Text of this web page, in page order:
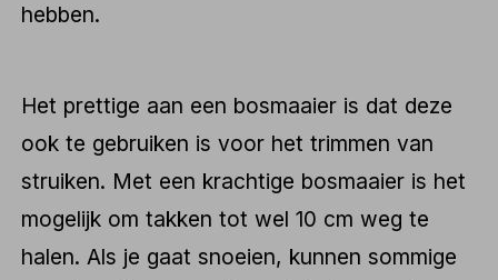
hebben.
Het prettige aan een bosmaaier is dat deze
ook te gebruiken is voor het trimmen van
struiken. Met een krachtige bosmaaier is het
mogelijk om takken tot wel 10 cm weg te
halen. Als je gaat snoeien, kunnen sommige